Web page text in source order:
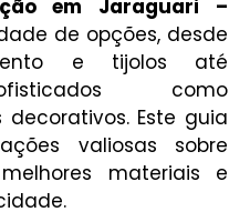
em Jaraguari –
de opções, desde
e tijolos até
como
Este guia
valiosas sobre
materiais e